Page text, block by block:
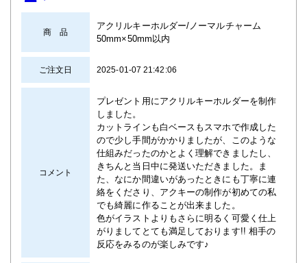
商 品
アクリルキーホルダー/ノーマルチャーム
50mm×50mm以内
ご注文日 2025-01-07 21:42:06
コメント
プレゼント用にアクリルキーホルダーを制作
しました。
カットラインも白ベースもスマホで作成した
ので少し手間がかかりましたが、このような
仕組みだったのかとよく理解できましたし、
きちんと当日中に発送いただきました。ま
た、なにか間違いがあったときにも丁寧に連
絡をくださり、アクキーの制作が初めての私
でも綺麗に作ることが出来ました。
色がイラストよりもさらに明るく可愛く仕上
がりましてとても満足しております!! 相手の
反応をみるのが楽しみです♪